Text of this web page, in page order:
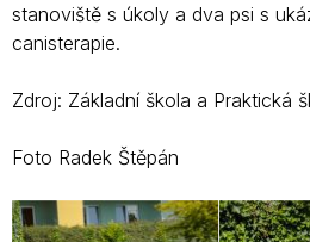
stanoviště s úkoly a dva psi s
canisterapie.
Zdroj: Základní škola a Praktická
Foto Radek Štěpán